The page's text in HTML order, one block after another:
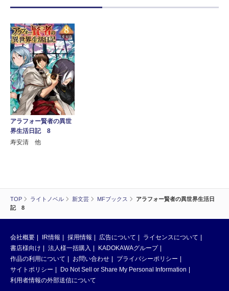
TOP ライトノベル 新文芸 MFブックス
アラフォー賢者の異世界生活日
記 8
アラフォー賢者の異世
界生活日記 8
寿安清 他
会社概要 IR情報 採用情報 広告について
ライセンスについて
書店様向け
法人様一括購入
KADOKAWAグループ
作品の利用について
お問い合わせ
プライバシーポリシー
サイトポリシー
Do Not Sell or Share My Personal Information
利用者情報の外部送信について